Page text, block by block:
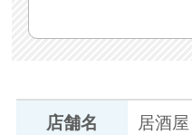
店舗名 居酒